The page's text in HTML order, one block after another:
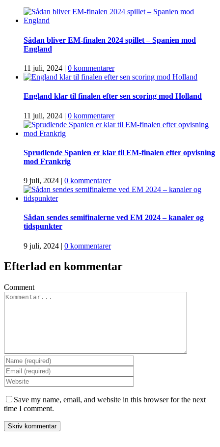
Sådan bliver EM-finalen 2024 spillet – Spanien mod
England
11 juli, 2024 | 0 kommentarer
England klar til finalen efter sen scoring mod Holland
11 juli, 2024 | 0 kommentarer
Sprudlende Spanien er klar til EM-finalen efter opvisning
mod Frankrig
9 juli, 2024 | 0 kommentarer
Sådan sendes semifinalerne ved EM 2024 – kanaler og
tidspunkter
9 juli, 2024 | 0 kommentarer
Efterlad en kommentar
Comment
Save my name, email, and website in this browser for the next
time I comment.